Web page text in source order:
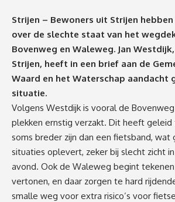
Strijen – Bewoners uit Strijen
over de slechte staat van het
Bovenweg en Waleweg. Jan
Strijen, heeft in een brief aan de
Waard en het Waterschap aandacht
situatie.
Volgens Westdijk is vooral de
plekken ernstig verzakt. Dit heeft geleid
soms breder zijn dan een fietsband, wat
situaties oplevert, zeker bij slecht zicht
avond. Ook de Waleweg begint
vertonen, en daar zorgen te hard
smalle weg voor extra risico’s voor